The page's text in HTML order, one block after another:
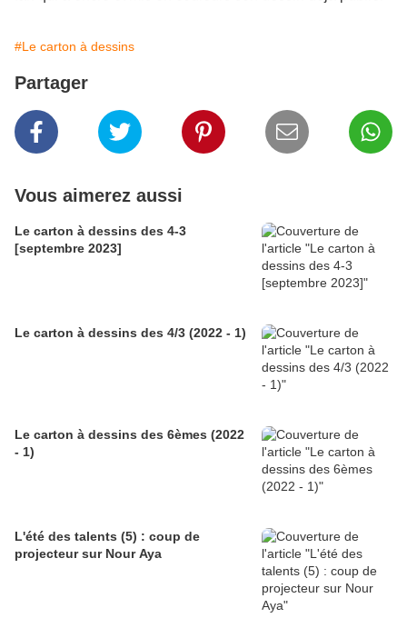
#Le carton à dessins
Partager
Vous aimerez aussi
Le carton à dessins des 4-3
[septembre 2023]
Le carton à dessins des 4/3 (2022 - 1)
Le carton à dessins des 6èmes (2022
- 1)
L'été des talents (5) : coup de
projecteur sur Nour Aya